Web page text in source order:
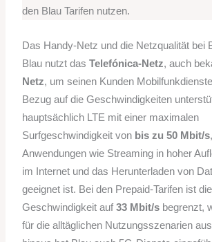
den Blau Tarifen nutzen.
Das Handy-Netz und die Netzqualität bei
Blau nutzt dasTelefónica-Netz, auch
Netz, um seinen Kunden
Bezug auf die Geschwindigkeiten
hauptsächlich LTE mit einer maximalen
Surfgeschwindigkeit von bis zu 50 Mbit/s
Anwendungen wie Streaming in hoher
im Internet und das Herunterladen von
geeignet ist. Bei den Prepaid-Tarifen ist
Geschwindigkeit auf33 Mbit/s begrenzt,
für die alltäglichen Nutzungsszenarien